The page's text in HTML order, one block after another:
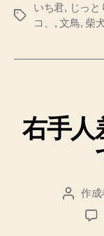
タ
いち君, じっと
コ、 , 文鳥, 柴
右手人
投 作成